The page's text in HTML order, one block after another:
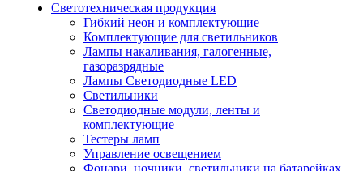
Светотехническая продукция
Гибкий неон и комплектующие
Комплектующие для светильников
Лампы накаливания, галогенные,
газоразрядные
Лампы Светодиодные LED
Светильники
Светодиодные модули, ленты и
комплектующие
Тестеры ламп
Управление освещением
Фонари, ночники, светильники на батарейках